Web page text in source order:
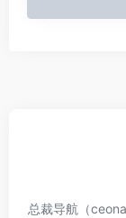
总裁导航（